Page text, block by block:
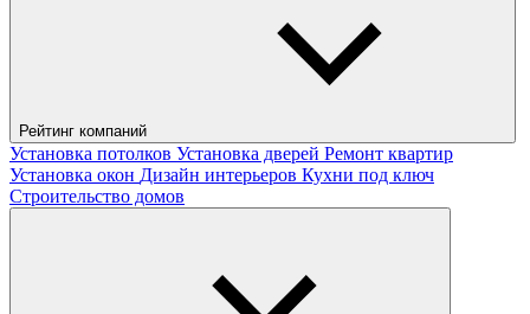
Рейтинг компаний
Установка потолков Установка дверей Ремонт квартир
Установка окон Дизайн интерьеров Кухни под ключ
Строительство домов